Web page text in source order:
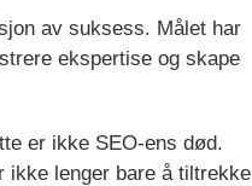
av suksess. Målet har
ekspertise og skape
er ikke SEO-ens død.
ikke lenger bare å tiltrekke